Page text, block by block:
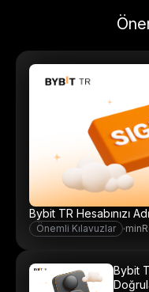
Bybit TR Hesabınızı
Önemli Kılavuzlar ·
Bybit